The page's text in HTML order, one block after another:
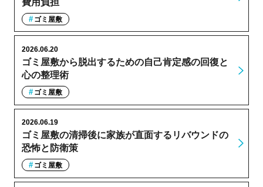
ゴミ屋敷
ゴミ屋敷から脱出するための自己肯定感の回復と
心の整理術
2026.06.20
ゴミ屋敷
ゴミ屋敷の清掃後に家族が直面するリバウンドの
恐怖と防衛策
2026.06.19
ゴミ屋敷